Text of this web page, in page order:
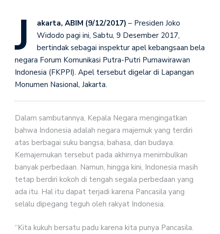
J akarta, ABIM (9/12/2017) – Presiden Joko
Widodo pagi ini, Sabtu, 9 Desember 2017,
bertindak sebagai inspektur apel kebangsaan bela
negara Forum Komunikasi Putra-Putri Purnawirawan
Indonesia (FKPPI). Apel tersebut digelar di Lapangan
Monumen Nasional, Jakarta.
Dalam sambutannya, Kepala Negara mengingatkan
bahwa Indonesia adalah negara majemuk yang terdiri
atas berbagai suku bangsa, bahasa, dan budaya.
Kemajemukan tersebut pada akhirnya menimbulkan
banyak perbedaan. Namun, hingga kini, Indonesia masih
tetap berdiri kokoh di tengah segala perbedaan yang
ada itu. Hal itu dapat terjadi karena Pancasila yang
selalu dipegang teguh oleh rakyat Indonesia.
“Kita kukuh bersatu padu karena kita punya Pancasila.